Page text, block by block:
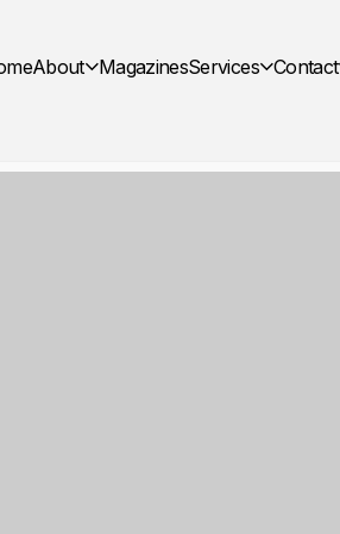
About MagazinesServices Contact